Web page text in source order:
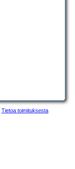
Tietoa toimituksesta